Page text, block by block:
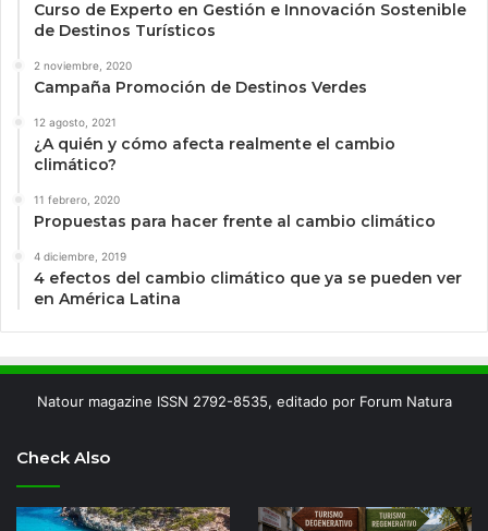
Curso de Experto en Gestión e Innovación Sostenible
de Destinos Turísticos
2 noviembre, 2020
Campaña Promoción de Destinos Verdes
12 agosto, 2021
¿A quién y cómo afecta realmente el cambio
climático?
11 febrero, 2020
Propuestas para hacer frente al cambio climático
4 diciembre, 2019
4 efectos del cambio climático que ya se pueden ver
en América Latina
Natour magazine ISSN 2792-8535, editado por Forum Natura
Check Also